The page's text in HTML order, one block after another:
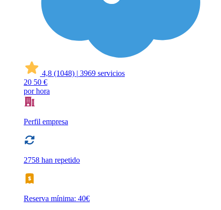
4,8 (1048) | 3969 servicios
20 50 €
por hora
Perfil empresa
2758 han repetido
Reserva mínima: 40€